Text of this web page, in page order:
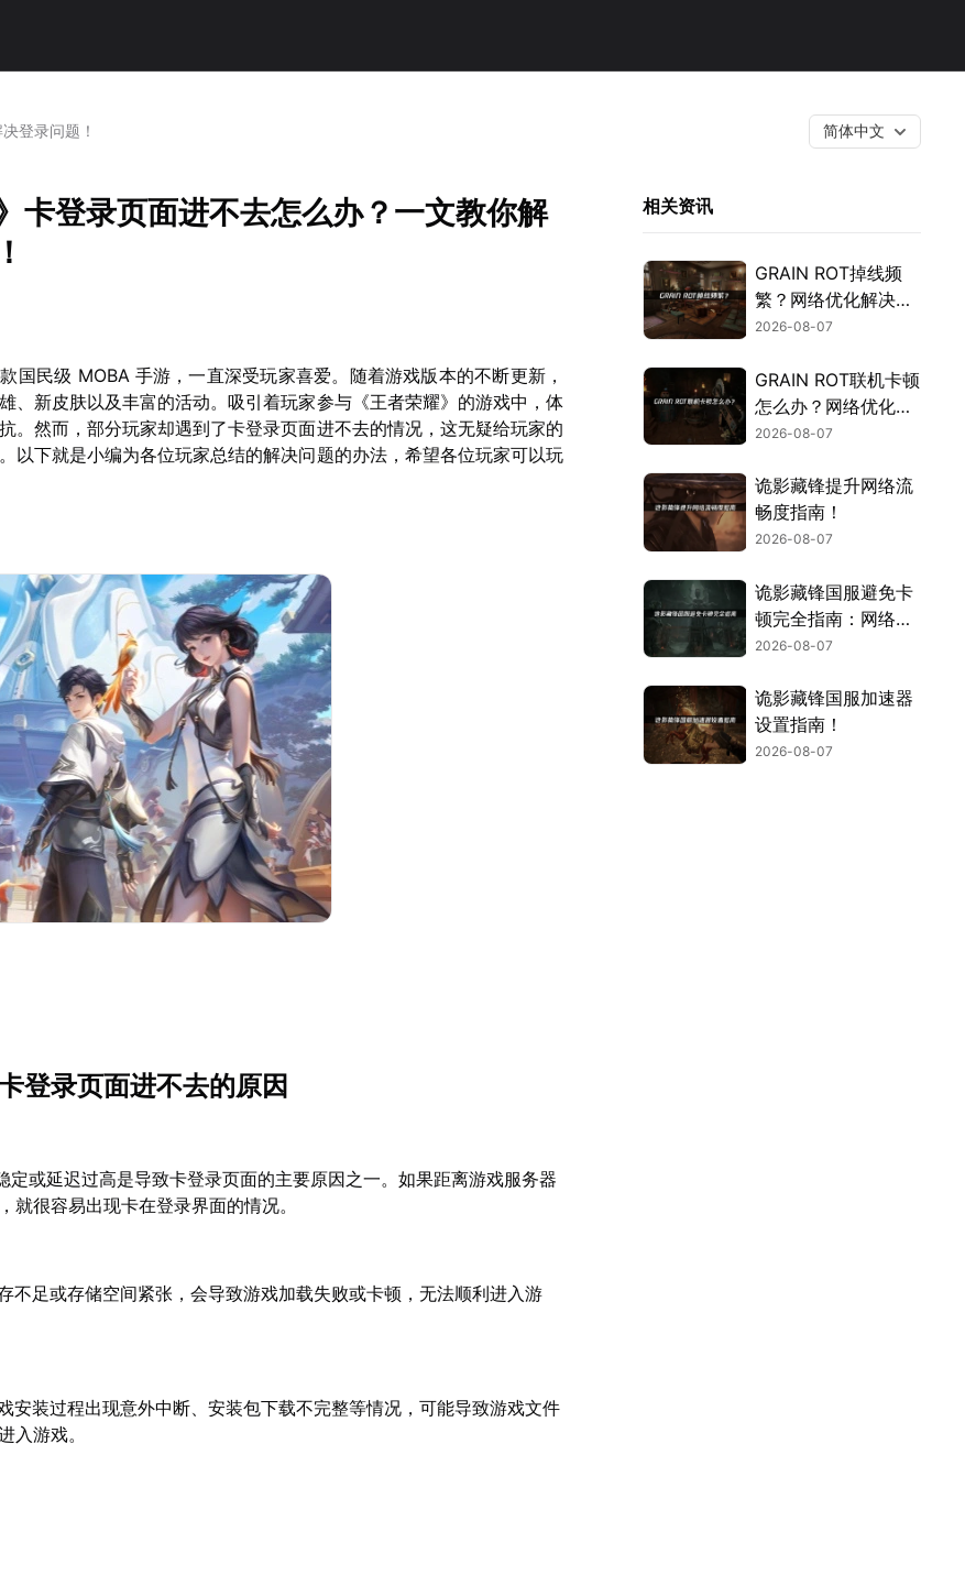
登录问题！ 简体中文
卡登录页面进不去怎么办？一文教你解
国民级 MOBA 手游，一直深受玩家喜爱。随着游戏版本的不断更新，
、新皮肤以及丰富的活动。吸引着玩家参与《王者荣耀》的游戏中，体
。然而，部分玩家却遇到了卡登录页面进不去的情况，这无疑给玩家的
以下就是小编为各位玩家总结的解决问题的办法，希望各位玩家可以玩
登录页面进不去的原因
定或延迟过高是导致卡登录页面的主要原因之一。如果距离游戏服务器
就很容易出现卡在登录界面的情况。
不足或存储空间紧张，会导致游戏加载失败或卡顿，无法顺利进入游
安装过程出现意外中断、安装包下载不完整等情况，可能导致游戏文件
入游戏。
相关资讯
GRAIN ROT掉线频
繁？网络优化解决指
南！
2026-08-07
GRAIN ROT联机卡顿
怎么办？网络优化解
决方案！
2026-08-07
诡影藏锋提升网络流
畅度指南！
2026-08-07
诡影藏锋国服避免卡
顿完全指南：网络优
化与解决技巧！
2026-08-07
诡影藏锋国服加速器
设置指南！
2026-08-07